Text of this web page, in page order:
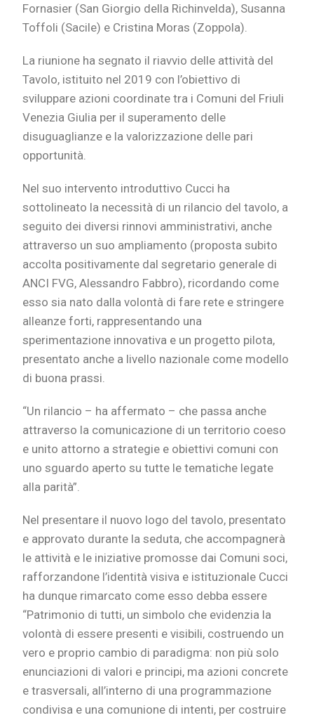
Fornasier (San Giorgio della Richinvelda), Susanna
Toffoli (Sacile) e Cristina Moras (Zoppola).
La riunione ha segnato il riavvio delle attività del
Tavolo, istituito nel 2019 con l’obiettivo di
sviluppare azioni coordinate tra i Comuni del Friuli
Venezia Giulia per il superamento delle
disuguaglianze e la valorizzazione delle pari
opportunità.
Nel suo intervento introduttivo Cucci ha
sottolineato la necessità di un rilancio del tavolo, a
seguito dei diversi rinnovi amministrativi, anche
attraverso un suo ampliamento (proposta subito
accolta positivamente dal segretario generale di
ANCI FVG, Alessandro Fabbro), ricordando come
esso sia nato dalla volontà di fare rete e stringere
alleanze forti, rappresentando una
sperimentazione innovativa e un progetto pilota,
presentato anche a livello nazionale come modello
di buona prassi.
“Un rilancio – ha affermato – che passa anche
attraverso la comunicazione di un territorio coeso
e unito attorno a strategie e obiettivi comuni con
uno sguardo aperto su tutte le tematiche legate
alla parità”.
Nel presentare il nuovo logo del tavolo, presentato
e approvato durante la seduta, che accompagnerà
le attività e le iniziative promosse dai Comuni soci,
rafforzandone l’identità visiva e istituzionale Cucci
ha dunque rimarcato come esso debba essere
“Patrimonio di tutti, un simbolo che evidenzia la
volontà di essere presenti e visibili, costruendo un
vero e proprio cambio di paradigma: non più solo
enunciazioni di valori e principi, ma azioni concrete
e trasversali, all’interno di una programmazione
condivisa e una comunione di intenti, per costruire